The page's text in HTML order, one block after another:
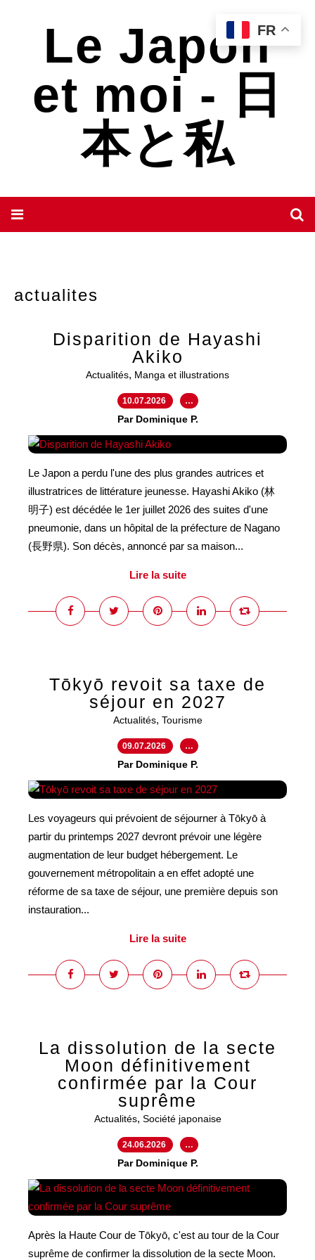
Le Japon
et moi - 日
本と私
actualites
Disparition de Hayashi
Akiko
Actualités, Manga et illustrations
10.07.2026 …
Par Dominique P.
Le Japon a perdu l'une des plus grandes autrices et
illustratrices de littérature jeunesse. Hayashi Akiko (林
明子) est décédée le 1er juillet 2026 des suites d'une
pneumonie, dans un hôpital de la préfecture de Nagano
(長野県). Son décès, annoncé par sa maison...
Lire la suite
Tōkyō revoit sa taxe de
séjour en 2027
Actualités, Tourisme
09.07.2026 …
Par Dominique P.
Les voyageurs qui prévoient de séjourner à Tōkyō à
partir du printemps 2027 devront prévoir une légère
augmentation de leur budget hébergement. Le
gouvernement métropolitain a en effet adopté une
réforme de sa taxe de séjour, une première depuis son
instauration...
Lire la suite
La dissolution de la secte
Moon définitivement
confirmée par la Cour
suprême
Actualités, Société japonaise
24.06.2026 …
Par Dominique P.
Après la Haute Cour de Tōkyō, c'est au tour de la Cour
suprême de confirmer la dissolution de la secte Moon.
FR